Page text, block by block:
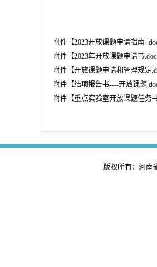
附件【2023开放课题申请指南-
附件【2023年开放课题申请书.doc
附件【开放课题申请和管理规定
附件【结项报告书----开放课题
附件【重点实验室开放课题任务
版权所有：河南